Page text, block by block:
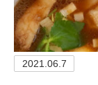
2021.06.7